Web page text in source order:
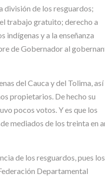
división de los resguardos;
trabajo gratuito; derecho a
y a la enseñanza
de Gobernador al
del Cauca y del Tolima, así
propietarios. De hecho su
pocos votos. Y es que los
mediados de los treinta en
de los resguardos, pues los
Departamental